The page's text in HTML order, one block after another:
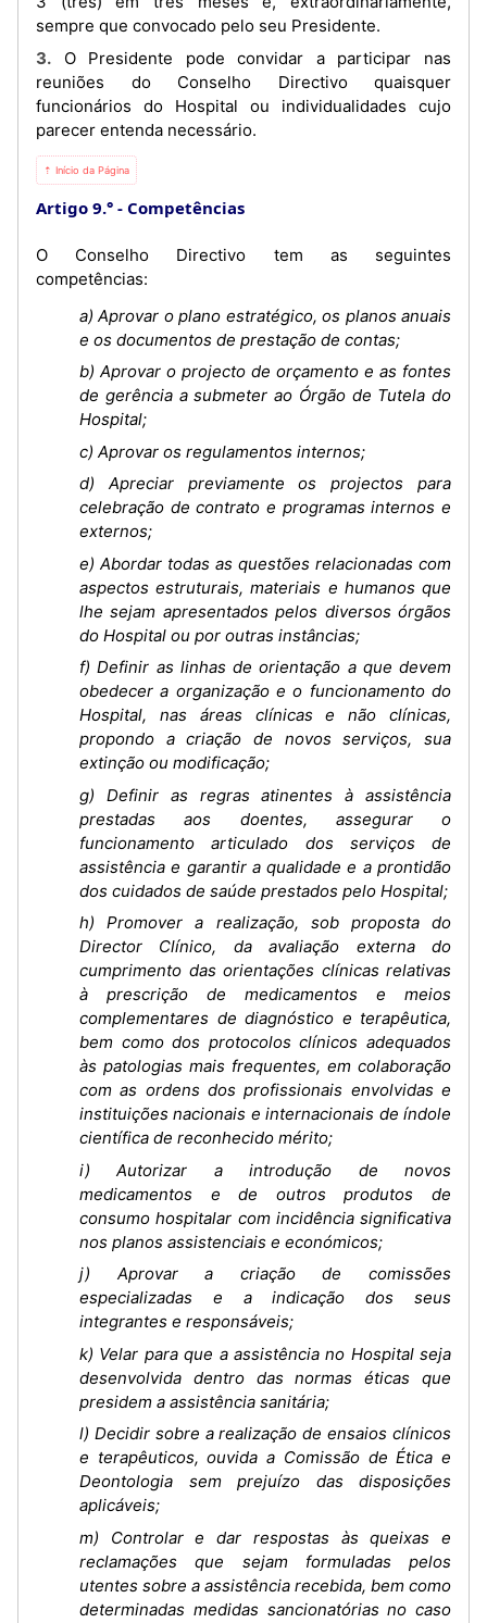
sempre que convocado pelo seu Presidente.
3. O Presidente pode convidar a participar nas
reuniões do Conselho Directivo quaisquer
funcionários do Hospital ou individualidades cujo
parecer entenda necessário.
⇡ Início da Página
Artigo 9.° Competências
O Conselho Directivo tem as seguintes
competências:
a) Aprovar o plano estratégico, os planos anuais
e os documentos de prestação de contas;
b) Aprovar o projecto de orçamento e as fontes
de gerência a submeter ao Órgão de Tutela do
Hospital;
c) Aprovar os regulamentos internos;
d) Apreciar previamente os projectos para
celebração de contrato e programas internos e
externos;
e) Abordar todas as questões relacionadas com
aspectos estruturais, materiais e humanos que
lhe sejam apresentados pelos diversos órgãos
do Hospital ou por outras instâncias;
f) Definir as linhas de orientação a que devem
obedecer a organização e o funcionamento do
Hospital, nas áreas clínicas e não clínicas,
propondo a criação de novos serviços, sua
extinção ou modificação;
g) Definir as regras atinentes à assistência
prestadas aos doentes, assegurar o
funcionamento articulado dos serviços de
assistência e garantir a qualidade e a prontidão
dos cuidados de saúde prestados pelo Hospital;
h) Promover a realização, sob proposta do
Director Clínico, da avaliação externa do
cumprimento das orientações clínicas relativas
à prescrição de medicamentos e meios
complementares de diagnóstico e terapêutica,
bem como dos protocolos clínicos adequados
às patologias mais frequentes, em colaboração
com as ordens dos profissionais envolvidas e
instituições nacionais e internacionais de índole
científica de reconhecido mérito;
i) Autorizar a introdução de novos
medicamentos e de outros produtos de
consumo hospitalar com incidência significativa
nos planos assistenciais e económicos;
j) Aprovar a criação de comissões
especializadas e a indicação dos seus
integrantes e responsáveis;
k) Velar para que a assistência no Hospital seja
desenvolvida dentro das normas éticas que
presidem a assistência sanitária;
l) Decidir sobre a realização de ensaios clínicos
e terapêuticos, ouvida a Comissão de Ética e
Deontologia sem prejuízo das disposições
aplicáveis;
m) Controlar e dar respostas às queixas e
reclamações que sejam formuladas pelos
utentes sobre a assistência recebida, bem como
determinadas medidas sancionatórias no caso